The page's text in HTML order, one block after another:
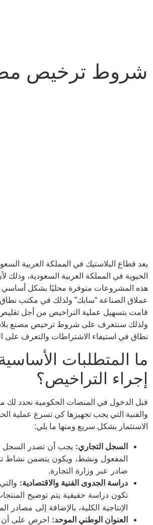
شروط ترخيص
يعد قطاع البلاستيك في المملكة العربية
الحيوية في المملكة العربية السعودية، وذلك
هذه المشروعات متوفرة محليًا بشكل أساسي
عملاق الصناعة “سابك” ولذلك في مكتب نطاق
قامت بتسهيل عملية التراخيص من أجل تقليص
ولذلك سنتعرف على شروط ترخيص مصنع
نطاق في استيفاء الاشتراطات والتعرف على
ما المتطلبات
إجراء التراخيص؟
والفنية التي يجب تجهيزها كي تسرع عملية
الاستثمار بشكل سريع ومنها ما يلي:
السجل التجاري: يجب أن تصدر السجل
المفعول ونشط، ويكون يتضمن نشاط
صادر عبر وزارة التجارة.
دراسة الجدوى الفنية والاقتصادية:
تكون دراسة حقيقية يتم توضيح
الإنتاجية الكلية، بالإضافة إلى مصادر
العنوان الوطني الموحد: احرص على أن